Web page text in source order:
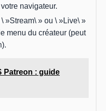
navigateur.
»Stream\ » ou \ »Live\ »
menu du créateur (peut
Patreon : guide